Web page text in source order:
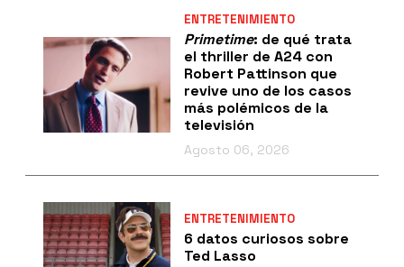
ENTRETENIMIENTO
Primetime: de qué trata
el thriller de A24 con
Robert Pattinson que
revive uno de los casos
más polémicos de la
televisión
Agosto 06, 2026
ENTRETENIMIENTO
6 datos curiosos sobre
Ted Lasso